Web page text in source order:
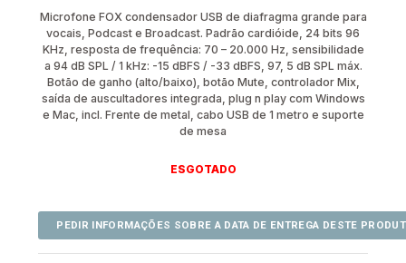
Microfone FOX condensador USB de diafragma grande para
vocais, Podcast e Broadcast. Padrão cardióide, 24 bits 96
KHz, resposta de frequência: 70 – 20.000 Hz, sensibilidade
a 94 dB SPL / 1 kHz: -15 dBFS / -33 dBFS, 97, 5 dB SPL máx.
Botão de ganho (alto/baixo), botão Mute, controlador Mix,
saída de auscultadores integrada, plug n play com Windows
e Mac, incl. Frente de metal, cabo USB de 1 metro e suporte
de mesa
ESGOTADO